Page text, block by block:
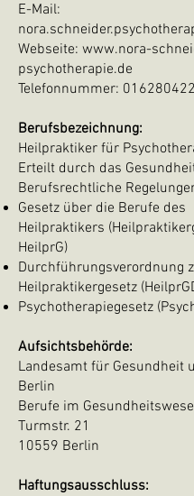
E-Mail:
Webseite: www.nora-
psychotherapie.de
Telefonnummer:
Berufsbezeichnung:
Heilpraktiker für
Erteilt durch das
Berufsrechtliche
Gesetz über die Berufe des
Heilpraktikers
HeilprG)
Durchführungsverordnung
Heilpraktikergesetz
Psychotherapiegesetz
Aufsichtsbehörde:
Landesamt für Gesundheit
Berlin
Berufe im
Turmstr. 21
10559 Berlin
Haftungsausschluss: